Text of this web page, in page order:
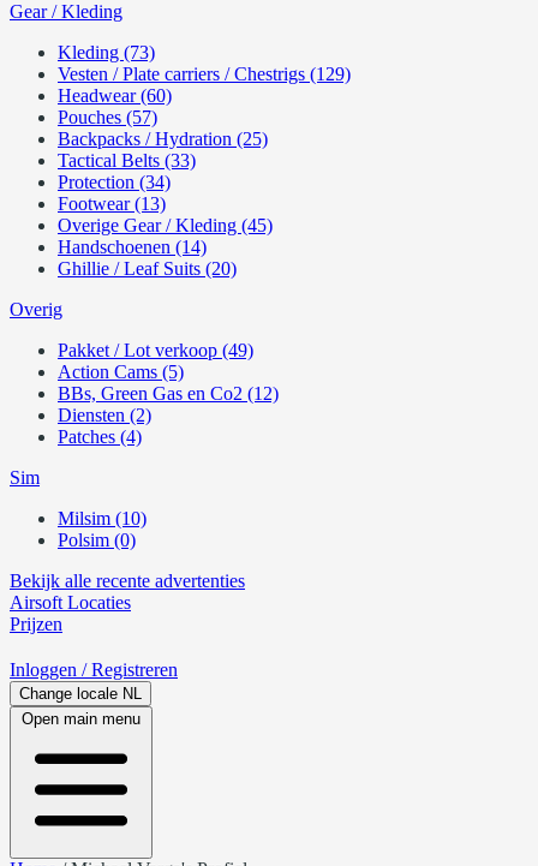
Gear / Kleding
Kleding (73)
Vesten / Plate carriers / Chestrigs (129)
Headwear (60)
Pouches (57)
Backpacks / Hydration (25)
Tactical Belts (33)
Protection (34)
Footwear (13)
Overige Gear / Kleding (45)
Handschoenen (14)
Ghillie / Leaf Suits (20)
Overig
Pakket / Lot verkoop (49)
Action Cams (5)
BBs, Green Gas en Co2 (12)
Diensten (2)
Patches (4)
Sim
Milsim (10)
Polsim (0)
Bekijk alle recente advertenties
Airsoft Locaties
Prijzen
Inloggen / Registreren
Change locale NL
Open main menu